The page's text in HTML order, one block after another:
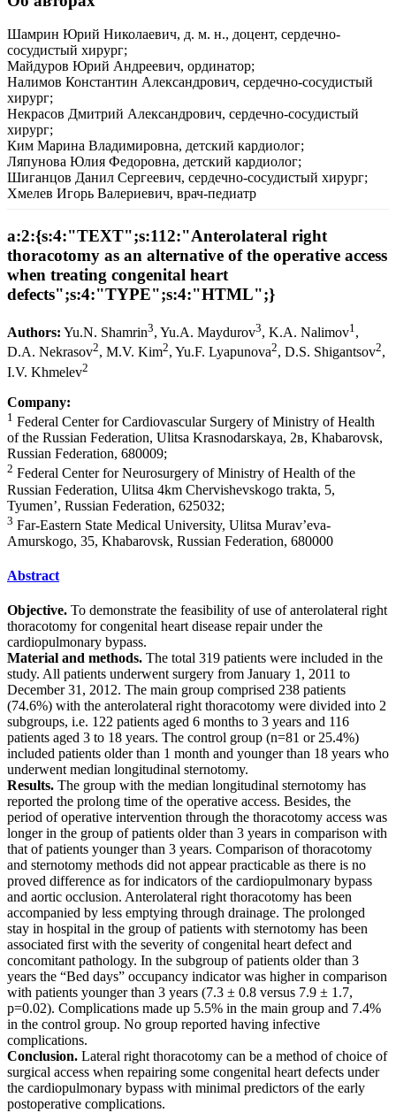
Шамрин Юрий Николаевич, д. м. н., доцент, сердечно-
сосудистый хирург;
Майдуров Юрий Андреевич, ординатор;
Налимов Константин Александрович, сердечно-сосудистый
хирург;
Некрасов Дмитрий Александрович, сердечно-сосудистый
хирург;
Ким Марина Владимировна, детский кардиолог;
Ляпунова Юлия Федоровна, детский кардиолог;
Шиганцов Данил Сергеевич, сердечно-сосудистый хирург;
Хмелев Игорь Валериевич, врач-педиатр
a:2:{s:4:"TEXT";s:112:"Anterolateral right
thoracotomy as an alternative of the operative access
when treating congenital heart
defects";s:4:"TYPE";s:4:"HTML";}
Authors: Yu.N. Shamrin3, Yu.A. Maydurov3, K.A. Nalimov1 ,
D.A. Nekrasov2, M.V. Kim2, Yu.F. Lyapunova2, D.S. Shigantsov2,
I.V. Khmelev2
Company:
1 Federal Center for Cardiovascular Surgery of Ministry of Health
of the Russian Federation, Ulitsa Krasnodarskaya, 2в, Khabarovsk,
Russian Federation, 680009;
2 Federal Center for Neurosurgery of Ministry of Health of the
Russian Federation, Ulitsa 4km Chervishevskogo trakta, 5,
Tyumen’, Russian Federation, 625032;
3 Far-Eastern State Medical University, Ulitsa Murav’eva-
Amurskogo, 35, Khabarovsk, Russian Federation, 680000
Abstract
Objective. To demonstrate the feasibility of use of anterolateral right
thoracotomy for congenital heart disease repair under the
cardiopulmonary bypass.
Material and methods. The total 319 patients were included in the
study. All patients underwent surgery from January 1, 2011 to
December 31, 2012. The main group comprised 238 patients
(74.6%) with the anterolateral right thoracotomy were divided into 2
subgroups, i.e. 122 patients aged 6 months to 3 years and 116
patients aged 3 to 18 years. The control group (n=81 or 25.4%)
included patients older than 1 month and younger than 18 years who
underwent median longitudinal sternotomy.
Results. The group with the median longitudinal sternotomy has
reported the prolong time of the operative access. Besides, the
period of operative intervention through the thoracotomy access was
longer in the group of patients older than 3 years in comparison with
that of patients younger than 3 years. Comparison of thoracotomy
and sternotomy methods did not appear practicable as there is no
proved difference as for indicators of the cardiopulmonary bypass
and aortic occlusion. Anterolateral right thoracotomy has been
accompanied by less emptying through drainage. The prolonged
stay in hospital in the group of patients with sternotomy has been
associated first with the severity of congenital heart defect and
concomitant pathology. In the subgroup of patients older than 3
years the “Bed days” occupancy indicator was higher in comparison
with patients younger than 3 years (7.3 ± 0.8 versus 7.9 ± 1.7,
p=0.02). Complications made up 5.5% in the main group and 7.4%
in the control group. No group reported having infective
complications.
Conclusion. Lateral right thoracotomy can be a method of choice of
surgical access when repairing some congenital heart defects under
the cardiopulmonary bypass with minimal predictors of the early
postoperative complications.